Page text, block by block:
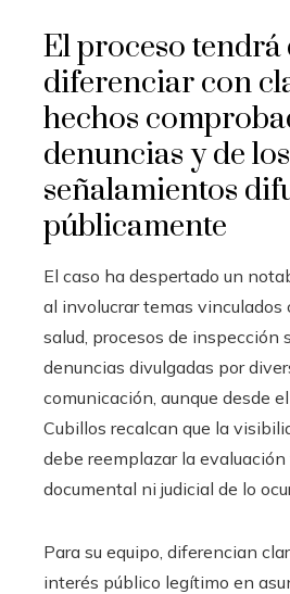
El proceso tendrá
diferenciar con
hechos
denuncias y de los
señalamientos
públicamente
El caso ha despertado un
al involucrar temas vinculados
salud, procesos de inspección
denuncias divulgadas por
comunicación, aunque desde
Cubillos recalcan que la
debe reemplazar la evaluación
documental ni judicial de lo
Para su equipo, diferencian
interés público legítimo en